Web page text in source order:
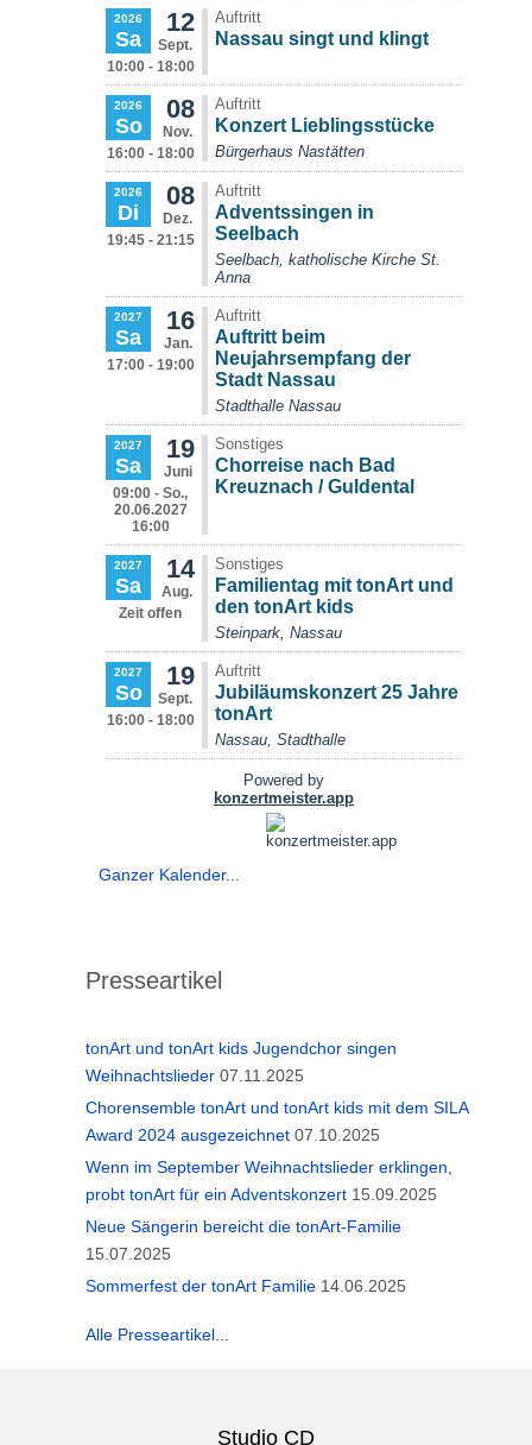
Ganzer Kalender...
Presseartikel
tonArt und tonArt kids Jugendchor singen
Weihnachtslieder 07.11.2025
Chorensemble tonArt und tonArt kids mit dem SILA
Award 2024 ausgezeichnet 07.10.2025
Wenn im September Weihnachtslieder erklingen,
probt tonArt für ein Adventskonzert 15.09.2025
Neue Sängerin bereicht die tonArt-Familie
15.07.2025
Sommerfest der tonArt Familie 14.06.2025
Alle Presseartikel...
Studio CD